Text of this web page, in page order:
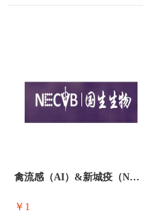
禽流感（AI）&新城疫（ND）
￥1